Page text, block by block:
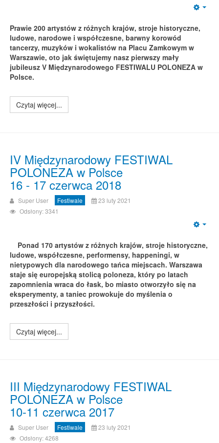
Prawie 200 artystów z różnych krajów, stroje historyczne,
ludowe, narodowe i współczesne, barwny korowód
tancerzy, muzyków i wokalistów na Placu Zamkowym w
Warszawie, oto jak świętujemy nasz pierwszy mały
jubileusz V Międzynarodowego FESTIWALU POLONEZA w
Polsce.
Czytaj więcej...
IV Międzynarodowy FESTIWAL
POLONEZA w Polsce
16 - 17 czerwca 2018
Super User Festiwale
23 luty 2021
Odsłony: 3341
Ponad 170 artystów z różnych krajów, stroje historyczne,
ludowe, współczesne, performensy, happeningi, w
nietypowych dla narodowego tańca miejscach. Warszawa
staje się europejską stolicą poloneza, który po latach
zapomnienia wraca do łask, bo miasto otworzyło się na
eksperymenty, a taniec prowokuje do myślenia o
przeszłości i przyszłości.
Czytaj więcej...
III Międzynarodowy FESTIWAL
POLONEZA w Polsce
10-11 czerwca 2017
Super User Festiwale
23 luty 2021
Odsłony: 4268